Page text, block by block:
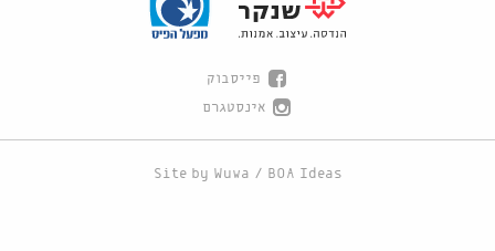
פייסבוק
אינסטגרם
Site by Wuwa / BOA Ideas